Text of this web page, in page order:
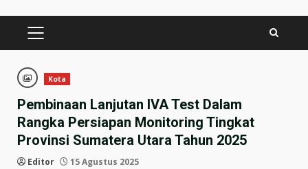
PRIMARY
Kota
Pembinaan Lanjutan IVA Test Dalam
Rangka Persiapan Monitoring Tingkat
Provinsi Sumatera Utara Tahun 2025
Editor 15 Agustus 2025